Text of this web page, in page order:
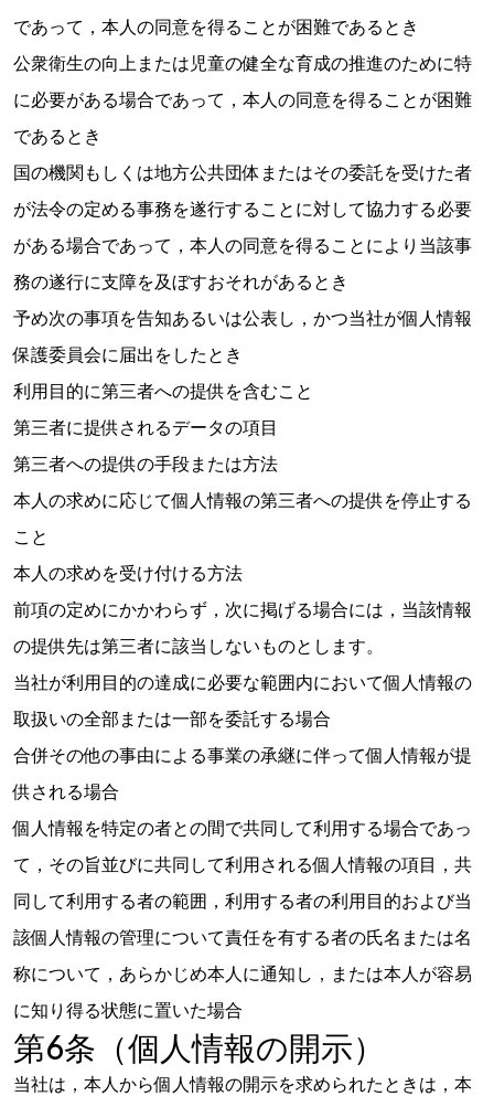
であって，本人の同意を得ることが困難であるとき
公衆衛生の向上または児童の健全な育成の推進のために特
に必要がある場合であって，本人の同意を得ることが困難
であるとき
国の機関もしくは地方公共団体またはその委託を受けた者
が法令の定める事務を遂行することに対して協力する必要
がある場合であって，本人の同意を得ることにより当該事
務の遂行に支障を及ぼすおそれがあるとき
予め次の事項を告知あるいは公表し，かつ当社が個人情報
保護委員会に届出をしたとき
利用目的に第三者への提供を含むこと
第三者に提供されるデータの項目
第三者への提供の手段または方法
本人の求めに応じて個人情報の第三者への提供を停止する
こと
本人の求めを受け付ける方法
前項の定めにかかわらず，次に掲げる場合には，当該情報
の提供先は第三者に該当しないものとします。
当社が利用目的の達成に必要な範囲内において個人情報の
取扱いの全部または一部を委託する場合
合併その他の事由による事業の承継に伴って個人情報が提
供される場合
個人情報を特定の者との間で共同して利用する場合であっ
て，その旨並びに共同して利用される個人情報の項目，共
同して利用する者の範囲，利用する者の利用目的および当
該個人情報の管理について責任を有する者の氏名または名
称について，あらかじめ本人に通知し，または本人が容易
に知り得る状態に置いた場合
第6条（個人情報の開示）
当社は，本人から個人情報の開示を求められたときは，本